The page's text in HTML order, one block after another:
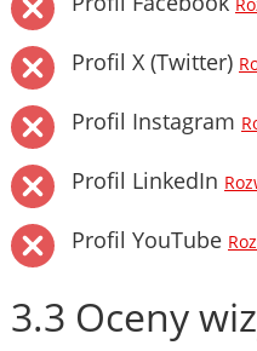
Profil X (Twitter)
Profil Instagram
Profil LinkedIn
Profil YouTube
3.3 Oceny